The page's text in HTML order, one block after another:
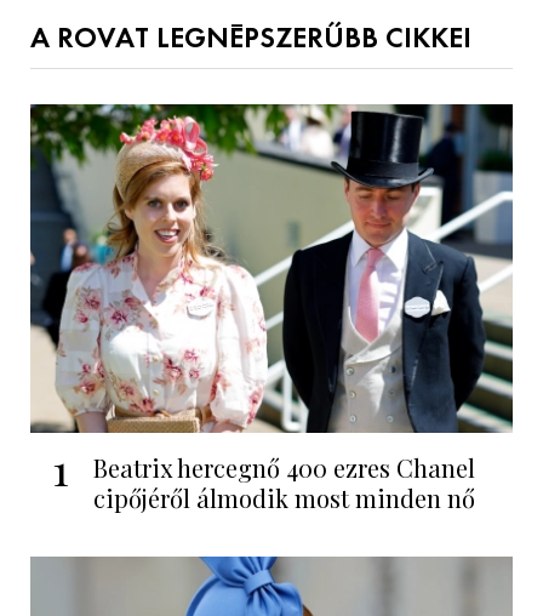
A ROVAT LEGNÉPSZERŰBB CIKKEI
1
Beatrix hercegnő 400 ezres Chanel
cipőjéről álmodik most minden nő